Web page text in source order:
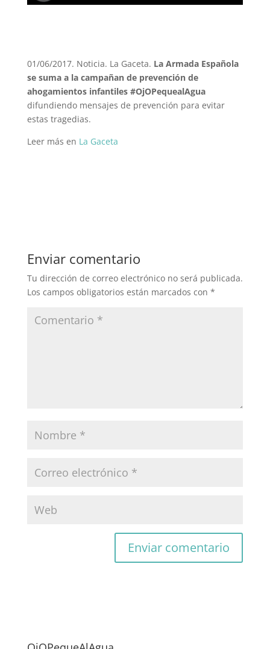
01/06/2017. Noticia. La Gaceta. La Armada Española
se suma a la campañan de prevención de
ahogamientos infantiles #OjOPequealAgua
difundiendo mensajes de prevención para evitar
estas tragedias.
Leer más en La Gaceta
Enviar comentario
Tu dirección de correo electrónico no será publicada.
Los campos obligatorios están marcados con *